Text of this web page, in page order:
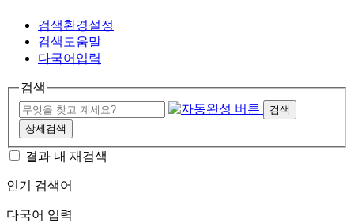
검색환경설정
검색도움말
다국어입력
검색
검색
상세검색
결과 내 재검색
인기 검색어
다국어 입력